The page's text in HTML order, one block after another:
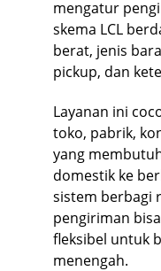
mengatur
skema LCL
berat, jenis
pickup, dan
Layanan ini
toko, pabrik,
yang
domestik ke
sistem berbagi
pengiriman
fleksibel untuk
menengah.